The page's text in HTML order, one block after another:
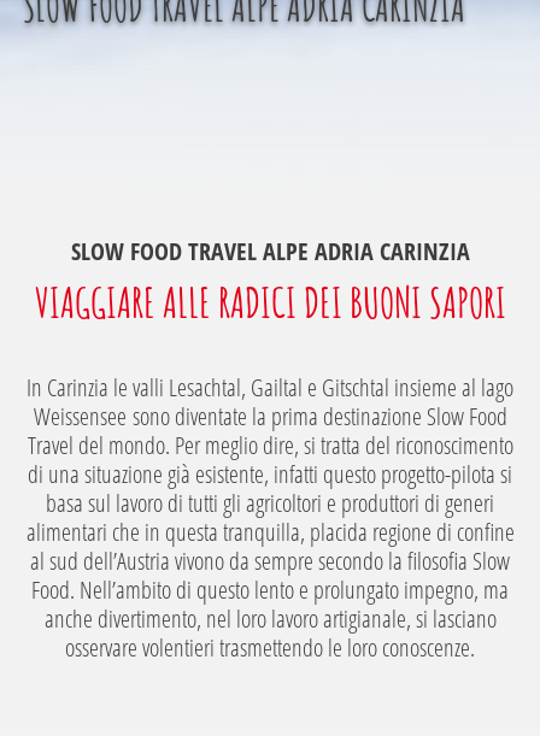
SLOW FOOD TRAVEL ALPE ADRIA CARINZIA
VIAGGIARE ALLE RADICI DEI BUONI SAPORI
In Carinzia le valli Lesachtal, Gailtal e Gitschtal insieme al lago
Weissensee sono diventate la prima destinazione Slow Food
Travel del mondo. Per meglio dire, si tratta del riconoscimento
di una situazione già esistente, infatti questo progetto-pilota si
basa sul lavoro di tutti gli agricoltori e produttori di generi
alimentari che in questa tranquilla, placida regione di confine
al sud dell’Austria vivono da sempre secondo la filosofia Slow
Food. Nell’ambito di questo lento e prolungato impegno, ma
anche divertimento, nel loro lavoro artigianale, si lasciano
osservare volentieri trasmettendo le loro conoscenze.